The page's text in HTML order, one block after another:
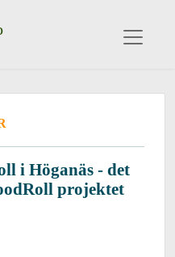
i Höganäs - det
projektet